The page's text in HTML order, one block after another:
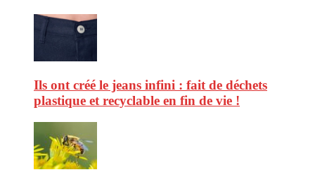
Ils ont créé le jeans infini : fait de déchets
plastique et recyclable en fin de vie !